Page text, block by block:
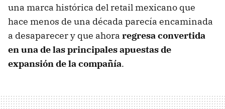
una marca histórica del retail mexicano que
hace menos de una década parecía encaminada
a desaparecer y que ahora regresa convertida
en una de las principales apuestas de
expansión de la compañía.